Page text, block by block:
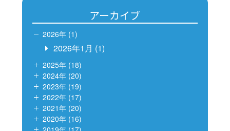
アーカイブ
2026年 (1)
2026年1月 (1)
2025年 (18)
2024年 (20)
2023年 (19)
2022年 (17)
2021年 (20)
2020年 (16)